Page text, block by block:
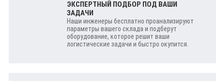
ЭКСПЕРТНЫЙ ПОДБОР ПОД ВАШИ
ЗАДАЧИ
Наши инженеры бесплатно проанализируют
параметры вашего склада и подберут
оборудование, которое решит ваши
логистические задачи и быстро окупится.